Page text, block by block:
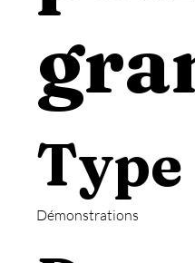
Démonstrations